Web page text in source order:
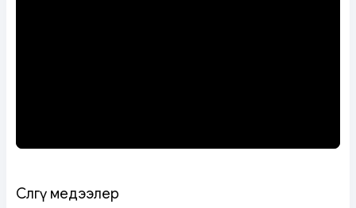
Сөөлгү медээлер